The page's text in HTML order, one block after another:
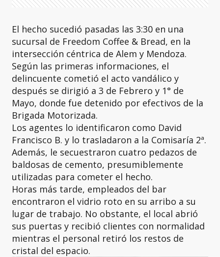
El hecho sucedió pasadas las 3:30 en una
sucursal de Freedom Coffee & Bread, en la
intersección céntrica de Alem y Mendoza.
Según las primeras informaciones, el
delincuente cometió el acto vandálico y
después se dirigió a 3 de Febrero y 1° de
Mayo, donde fue detenido por efectivos de la
Brigada Motorizada.
Los agentes lo identificaron como David
Francisco B. y lo trasladaron a la Comisaría 2ª.
Además, le secuestraron cuatro pedazos de
baldosas de cemento, presumiblemente
utilizadas para cometer el hecho.
Horas más tarde, empleados del bar
encontraron el vidrio roto en su arribo a su
lugar de trabajo. No obstante, el local abrió
sus puertas y recibió clientes con normalidad
mientras el personal retiró los restos de
cristal del espacio.